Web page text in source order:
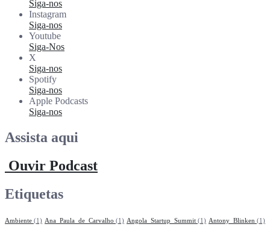
Siga-nos
Instagram
Siga-nos
Youtube
Siga-Nos
X
Siga-nos
Spotify
Siga-nos
Apple Podcasts
Siga-nos
Assista aqui
Ouvir Podcast
Etiquetas
Ambiente (1) Ana_Paula_de_Carvalho (1) Angola_Startup_Summit (1) Antony_Blinken (1)